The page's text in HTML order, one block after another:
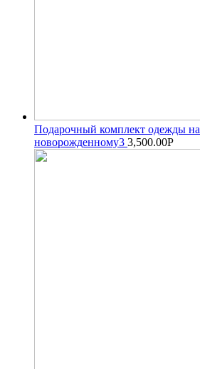
Подарочный комплект одежды
новорожденному3 3,500.00Р